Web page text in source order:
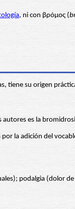
, ni con βρόμος (
tiene su origen
autores es la
la adición del
podalgia (dolor